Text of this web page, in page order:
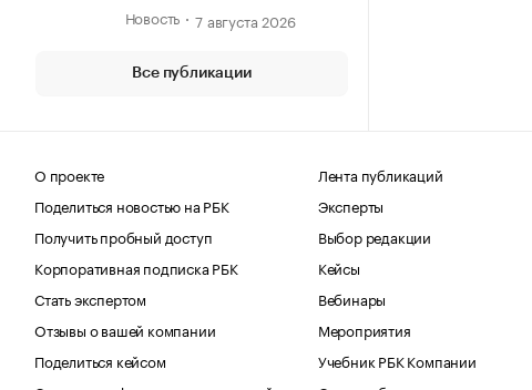
Новость
7 августа 2026
Все публикации
О проекте
Поделиться новостью на РБК
Получить пробный доступ
Корпоративная подписка РБК
Стать экспертом
Отзывы о вашей компании
Поделиться кейсом
Лента публикаций
Эксперты
Выбор редакции
Кейсы
Вебинары
Мероприятия
Учебник РБК Компании